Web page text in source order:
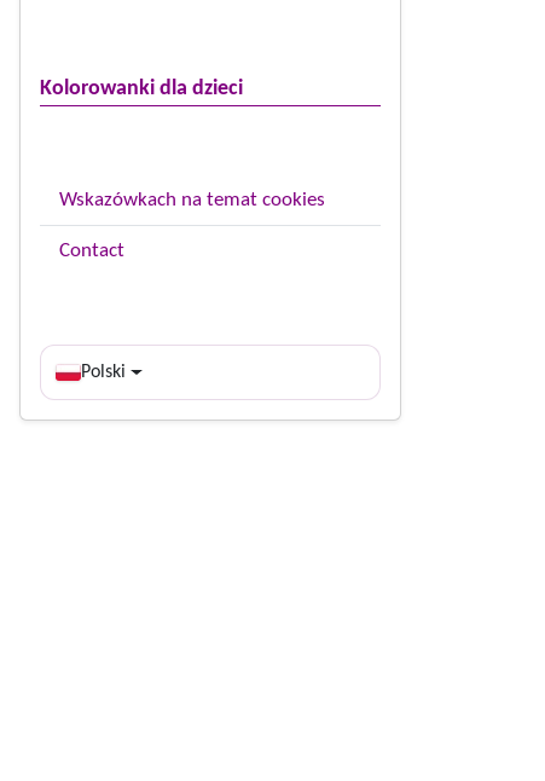
Kolorowanki dla dzieci
Wskazówkach na temat cookies
Contact
Polski